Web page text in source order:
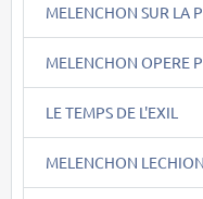
MELENCHON SUR LA
MELENCHON OPERE
LE TEMPS DE L'EXIL
MELENCHON